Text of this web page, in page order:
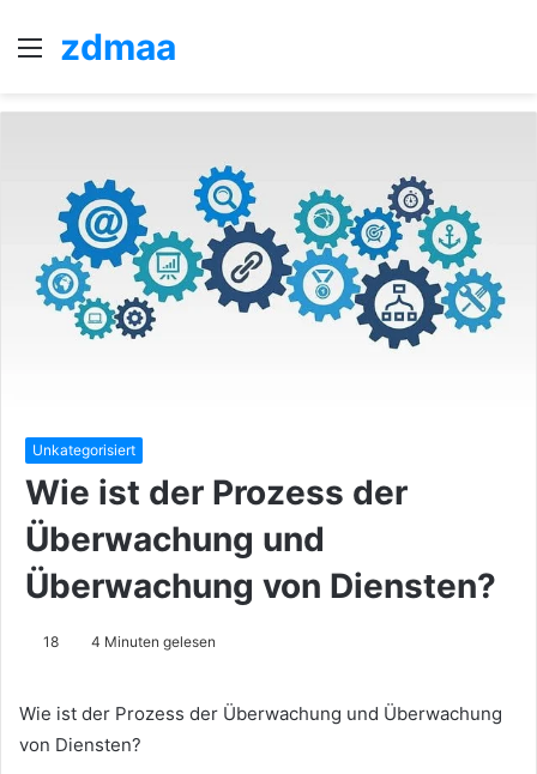
Menü
zdmaa
Unkategorisiert
Wie ist der Prozess der
Überwachung und
Überwachung von Diensten?
18 4 Minuten gelesen
Wie ist der Prozess der Überwachung und Überwachung
von Diensten?